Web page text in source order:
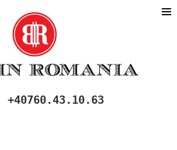
SI VINDE BITCOIN IN
+40760.43.10.63